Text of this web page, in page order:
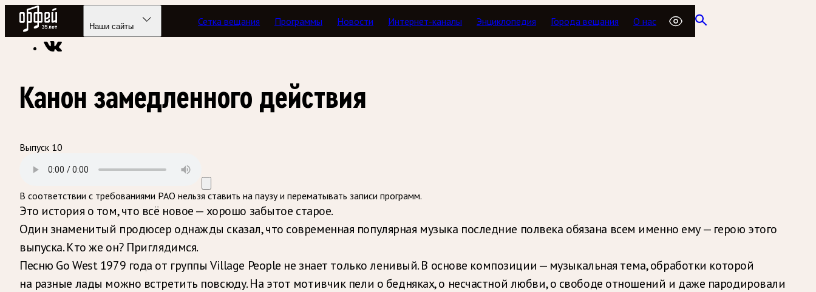
Радио Орфей
Наши сайты Сетка вещания Программы Новости Интернет-каналы Энциклопедия Города вещания О нас
Радио классической музыки «Орфей» Программы в эфире Музыкальные расследования
Канон замедленного действия
Выпуск 10
В соответствии с требованиями РАО нельзя ставить на паузу и перематывать записи программ.
Это история о том, что всё новое — хорошо забытое старое.
Один знаменитый продюсер однажды сказал, что современная популярная музыка последние полвека обязана всем именно ему — герою этого
выпуска. Кто же он? Приглядимся.
Песню Go West 1979 года от группы Village People не знает только ленивый. В основе композиции — музыкальная тема, обработки которой
на разные лады можно встретить повсюду. На этот мотивчик пели о бедняках, о несчастной любви, о свободе отношений и даже пародировали